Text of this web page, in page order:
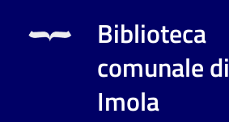
Biblioteca
comunale di
Imola